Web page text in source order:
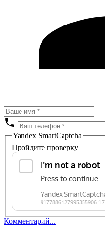
Yandex SmartCaptcha
Пройдите проверку
Комментарий...